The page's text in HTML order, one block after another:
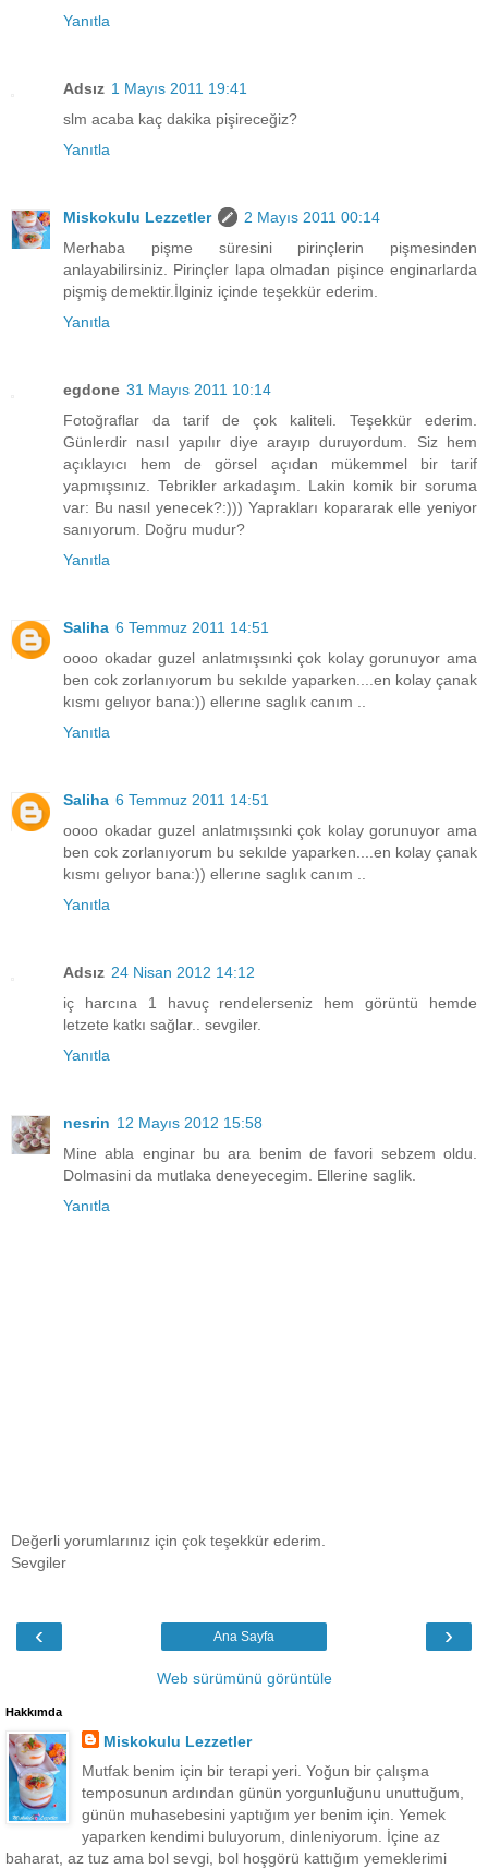
Yanıtla
Adsız 1 Mayıs 2011 19:41
slm acaba kaç dakika pişireceğiz?
Yanıtla
Miskokulu Lezzetler
2 Mayıs 2011 00:14
Merhaba pişme süresini pirinçlerin pişmesinden
anlayabilirsiniz. Pirinçler lapa olmadan pişince enginarlarda
pişmiş demektir.İlginiz içinde teşekkür ederim.
Yanıtla
egdone 31 Mayıs 2011 10:14
Fotoğraflar da tarif de çok kaliteli. Teşekkür ederim.
Günlerdir nasıl yapılır diye arayıp duruyordum. Siz hem
açıklayıcı hem de görsel açıdan mükemmel bir tarif
yapmışsınız. Tebrikler arkadaşım. Lakin komik bir soruma
var: Bu nasıl yenecek?:))) Yaprakları kopararak elle yeniyor
sanıyorum. Doğru mudur?
Yanıtla
Saliha 6 Temmuz 2011 14:51
oooo okadar guzel anlatmışsınki çok kolay gorunuyor ama
ben cok zorlanıyorum bu sekılde yaparken....en kolay çanak
kısmı gelıyor bana:)) ellerıne saglık canım ..
Yanıtla
Saliha 6 Temmuz 2011 14:51
oooo okadar guzel anlatmışsınki çok kolay gorunuyor ama
ben cok zorlanıyorum bu sekılde yaparken....en kolay çanak
kısmı gelıyor bana:)) ellerıne saglık canım ..
Yanıtla
Adsız 24 Nisan 2012 14:12
iç harcına 1 havuç rendelerseniz hem görüntü hemde
letzete katkı sağlar.. sevgiler.
Yanıtla
nesrin 12 Mayıs 2012 15:58
Mine abla enginar bu ara benim de favori sebzem oldu.
Dolmasini da mutlaka deneyecegim. Ellerine saglik.
Yanıtla
Değerli yorumlarınız için çok teşekkür ederim.
Sevgiler
‹ ›
Ana Sayfa
Web sürümünü görüntüle
Hakkımda
Miskokulu Lezzetler
Mutfak benim için bir terapi yeri. Yoğun bir çalışma
temposunun ardından günün yorgunluğunu unuttuğum,
günün muhasebesini yaptığım yer benim için. Yemek
yaparken kendimi buluyorum, dinleniyorum. İçine az
baharat, az tuz ama bol sevgi, bol hoşgörü kattığım yemeklerimi